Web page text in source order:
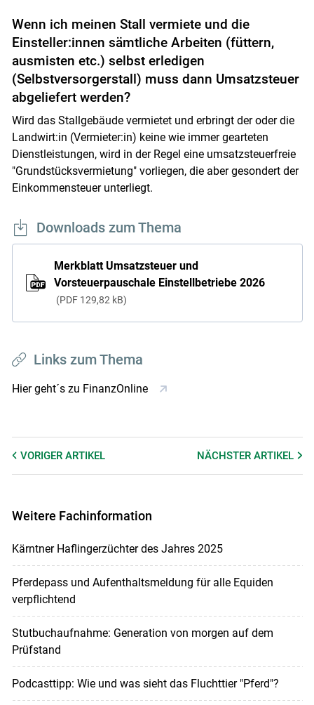
Wenn ich meinen Stall vermiete und die
Einsteller:innen sämtliche Arbeiten (füttern,
ausmisten etc.) selbst erledigen
(Selbstversorgerstall) muss dann Umsatzsteuer
abgeliefert werden?
Wird das Stallgebäude vermietet und erbringt der oder die
Landwirt:in (Vermieter:in) keine wie immer gearteten
Dienstleistungen, wird in der Regel eine umsatzsteuerfreie
"Grundstücksvermietung" vorliegen, die aber gesondert der
Einkommensteuer unterliegt.
Downloads zum Thema
Merkblatt Umsatzsteuer und
Vorsteuerpauschale Einstellbetriebe 2026
PDF 129,82 kB
Links zum Thema
Hier geht´s zu FinanzOnline
VORIGER ARTIKEL NÄCHSTERARTIKEL
Weitere Fachinformation
Kärntner Haflingerzüchter des Jahres 2025
Pferdepass und Aufenthaltsmeldung für alle Equiden
verpflichtend
Stutbuchaufnahme: Generation von morgen auf dem
Prüfstand
Podcasttipp: Wie und was sieht das Fluchttier "Pferd"?